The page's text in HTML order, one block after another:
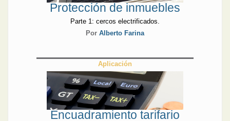
Protección de inmuebles
Parte 1: cercos electrificados.
Por Alberto Farina
Aplicación
Encuadramiento tarifario